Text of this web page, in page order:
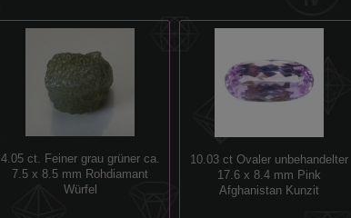
4.05 ct. Feiner grau grüner ca.
7.5 x 8.5 mm Rohdiamant
Würfel
10.03 ct Ovaler unbehandelter
17.6 x 8.4 mm Pink
Afghanistan Kunzit